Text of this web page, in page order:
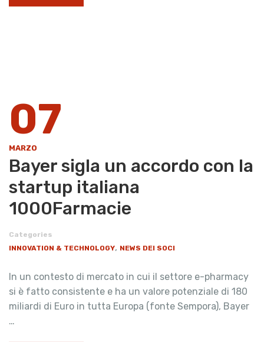
07
MARZO
Bayer sigla un accordo con la
startup italiana
1000Farmacie
Categories
INNOVATION & TECHNOLOGY, NEWS DEI SOCI
In un contesto di mercato in cui il settore e-pharmacy
si è fatto consistente e ha un valore potenziale di 180
miliardi di Euro in tutta Europa (fonte Sempora), Bayer
…